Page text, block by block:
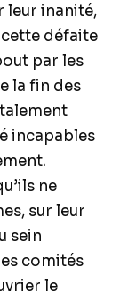
leur inanité,
défaite
par les
la fin des
incapables
ne
sur leur
sein
comités
le